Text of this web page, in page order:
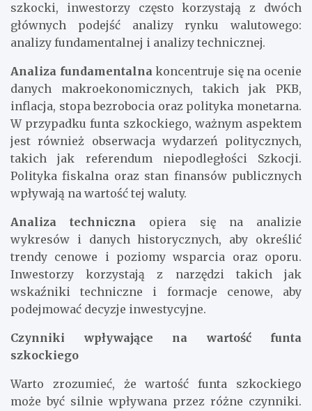
szkocki, inwestorzy często korzystają z dwóch
głównych podejść analizy rynku walutowego:
analizy fundamentalnej i analizy technicznej.
Analiza fundamentalnakoncentruje się na ocenie
danych makroekonomicznych, takich jak PKB,
inflacja, stopa bezrobocia oraz polityka monetarna.
W przypadku funta szkockiego, ważnym aspektem
jest również obserwacja wydarzeń politycznych,
takich jak referendum niepodległości Szkocji.
Polityka fiskalna oraz stan finansów publicznych
wpływają na wartość tej waluty.
Analiza techniczna opiera się na analizie
wykresów i danych historycznych, aby określić
trendy cenowe i poziomy wsparcia oraz oporu.
Inwestorzy korzystają z narzędzi takich jak
wskaźniki techniczne i formacje cenowe, aby
podejmować decyzje inwestycyjne.
Czynniki wpływające na wartość funta
szkockiego
Warto zrozumieć, że wartość funta szkockiego
może być silnie wpływana przez różne czynniki.